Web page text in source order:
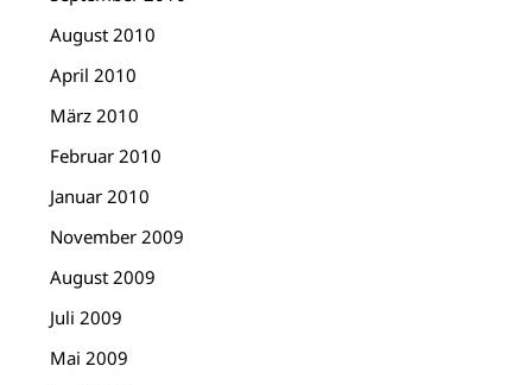
August 2010
April 2010
März 2010
Februar 2010
Januar 2010
November 2009
August 2009
Juli 2009
Mai 2009